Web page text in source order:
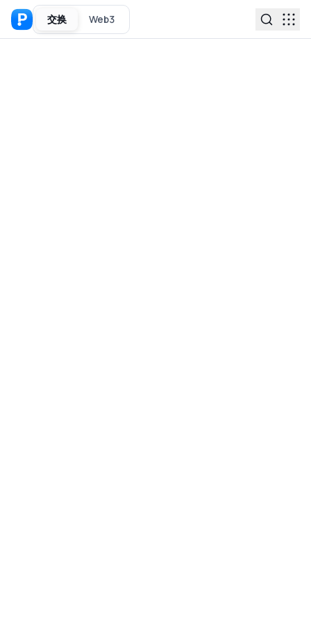
交换 Web3